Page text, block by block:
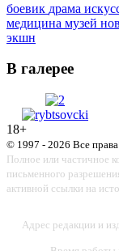
боевик драма
медицина музей
экшн
В галерее
18+
© 1997 - 2026 Все
Полное или частичное
письменного
активной ссылки на
Адрес редакции и